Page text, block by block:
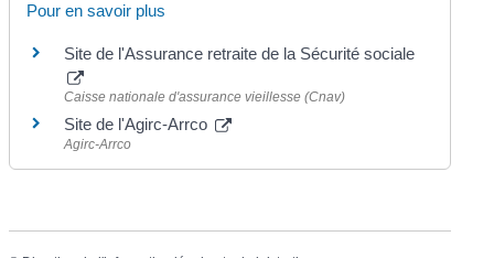
Pour en savoir plus
Site de l'Assurance retraite de la Sécurité sociale
Caisse nationale d'assurance vieillesse (Cnav)
Site de l'Agirc-Arrco
Agirc-Arrco